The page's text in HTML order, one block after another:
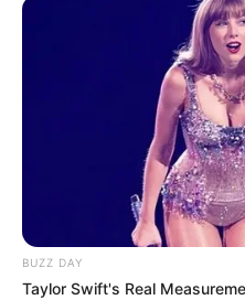
BUZZ DAY
Taylor Swift's Real